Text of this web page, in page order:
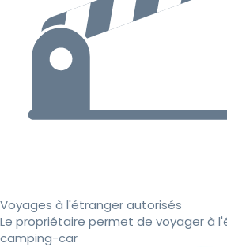
Voyages à l'étranger autorisés
Le propriétaire permet de voyager à
camping-car